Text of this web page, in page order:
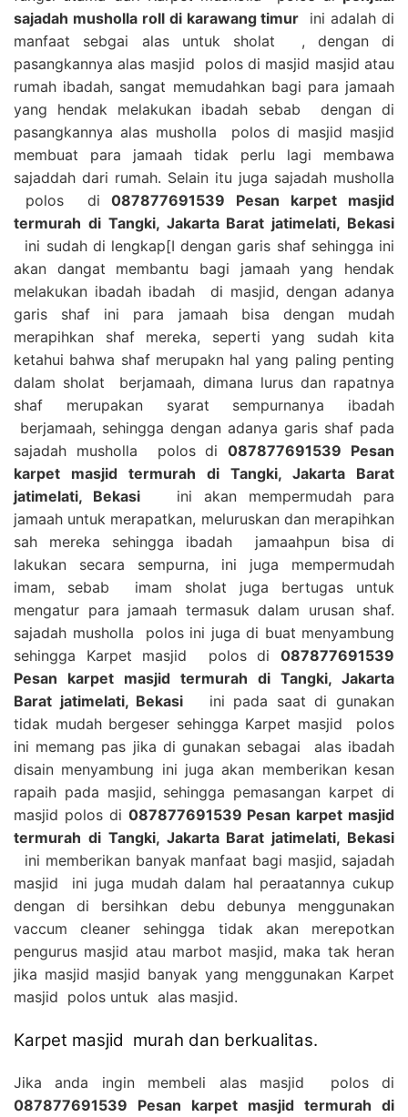
sajadah musholla roll di karawang timur ini adalah di
manfaat sebgai alas untuk sholat , dengan di
pasangkannya alas masjid polos di masjid masjid atau
rumah ibadah, sangat memudahkan bagi para jamaah
yang hendak melakukan ibadah sebab dengan di
pasangkannya alas musholla polos di masjid masjid
membuat para jamaah tidak perlu lagi membawa
sajaddah dari rumah. Selain itu juga sajadah musholla
polos di087877691539 Pesan karpet masjid
termurah di Tangki, Jakarta Barat jatimelati, Bekasi
ini sudah di lengkap[I dengan garis shaf sehingga ini
akan dangat membantu bagi jamaah yang hendak
melakukan ibadah ibadah di masjid, dengan adanya
garis shaf ini para jamaah bisa dengan mudah
merapihkan shaf mereka, seperti yang sudah kita
ketahui bahwa shaf merupakn hal yang paling penting
dalam sholat berjamaah, dimana lurus dan rapatnya
shaf merupakan syarat sempurnanya ibadah
berjamaah, sehingga dengan adanya garis shaf pada
sajadah musholla polos di087877691539 Pesan
karpet masjid termurah di Tangki, Jakarta Barat
jatimelati, Bekasi ini akan mempermudah para
jamaah untuk merapatkan, meluruskan dan merapihkan
sah mereka sehingga ibadah jamaahpun bisa di
lakukan secara sempurna, ini juga mempermudah
imam, sebab imam sholat juga bertugas untuk
mengatur para jamaah termasuk dalam urusan shaf.
sajadah musholla polos ini juga di buat menyambung
sehingga Karpet masjid polos di 087877691539
Pesan karpet masjid termurah di Tangki, Jakarta
Barat jatimelati, Bekasi ini pada saat di gunakan
tidak mudah bergeser sehingga Karpet masjid polos
ini memang pas jika di gunakan sebagai alas ibadah
disain menyambung ini juga akan memberikan kesan
rapaih pada masjid, sehingga pemasangan karpet di
masjid polos di 087877691539 Pesan karpet masjid
termurah di Tangki, Jakarta Barat jatimelati, Bekasi
ini memberikan banyak manfaat bagi masjid, sajadah
masjid ini juga mudah dalam hal peraatannya cukup
dengan di bersihkan debu debunya menggunakan
vaccum cleaner sehingga tidak akan merepotkan
pengurus masjid atau marbot masjid, maka tak heran
jika masjid masjid banyak yang menggunakan Karpet
masjid polos untuk alas masjid.
Karpet masjid murah dan berkualitas.
Jika anda ingin membeli alas masjid polos di
087877691539 Pesan karpet masjid termurah di